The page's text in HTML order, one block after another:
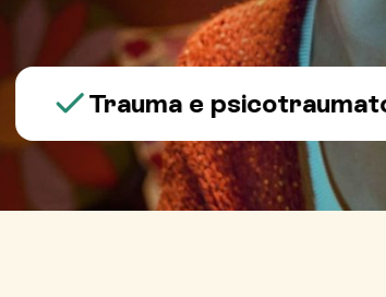
Trauma e psicotraumatologia